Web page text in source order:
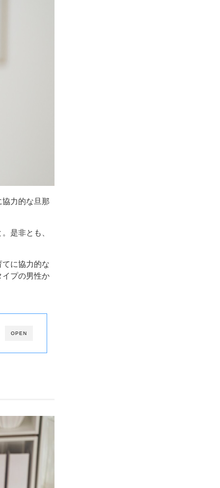
力的な旦那
是非とも、
に協力的な
イプの男性か
OPEN